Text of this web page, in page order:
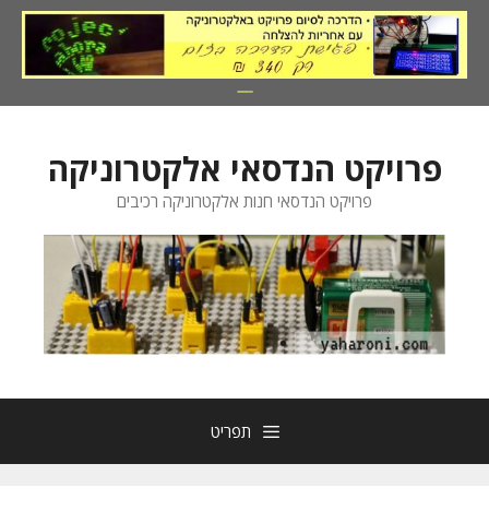
לדלג
לתוכן
פרויקט הנדסאי אלקטרוניקה
פרויקט הנדסאי חנות אלקטרוניקה רכיבים
תפריט